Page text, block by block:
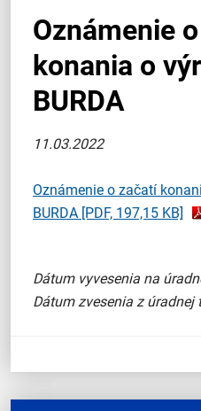
Oznámenie
konania o
BURDA
11.03.2022
Oznámenie o začatí
BURDA [PDF, 197,15 KB]
Dátum vyvesenia na
Dátum zvesenia z úradnej